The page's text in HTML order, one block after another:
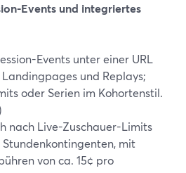
Events und integriertes
Events unter einer URL
und Replays;
oder Serien im Kohortenstil.
)
nach Live-Zuschauer-Limits
mit
von ca. 15¢ pro